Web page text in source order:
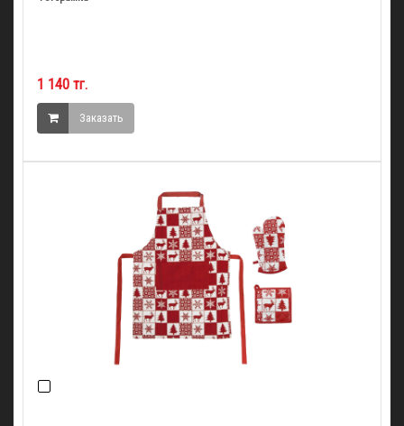
1 140 тг.
Заказать